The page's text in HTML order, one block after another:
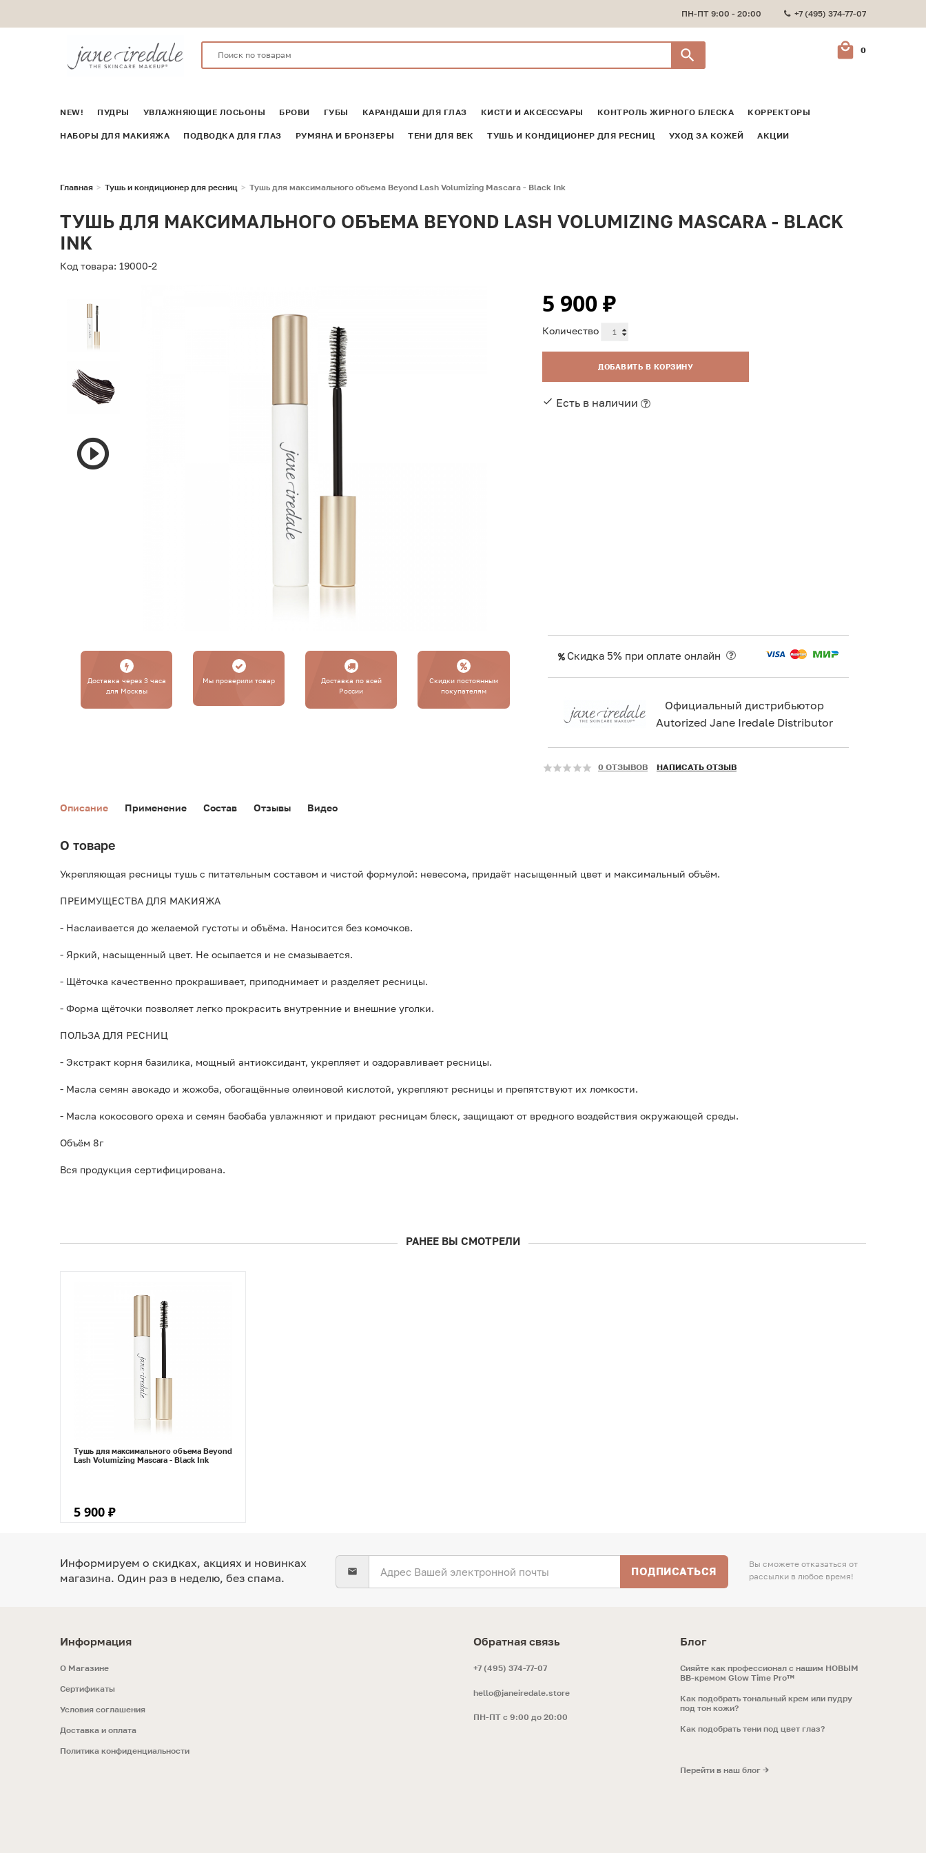
ПН-ПТ 9:00 - 20:00 +7 (495) 374-77-07
0
NEW! ПУДРЫ УВЛАЖНЯЮЩИЕ ЛОСЬОНЫ БРОВИ ГУБЫ КАРАНДАШИ ДЛЯ ГЛАЗ КИСТИ И АКСЕССУАРЫ КОНТРОЛЬ ЖИРНОГО БЛЕСКА КОРРЕКТОРЫ
НАБОРЫ ДЛЯ МАКИЯЖА ПОДВОДКА ДЛЯ ГЛАЗ РУМЯНА И БРОНЗЕРЫ ТЕНИ ДЛЯ ВЕК ТУШЬ И КОНДИЦИОНЕР ДЛЯ РЕСНИЦ УХОД ЗА КОЖЕЙ АКЦИИ
Главная Тушь и кондиционер для ресниц Тушь для максимального объема Beyond Lash Volumizing Mascara - Black Ink
ТУШЬ ДЛЯ МАКСИМАЛЬНОГО ОБЪЕМА BEYOND LASH VOLUMIZING MASCARA - BLACK
INK
Код товара: 19000-2
5 900₽
Количество
ДОБАВИТЬ В КОРЗИНУ
Есть в наличии
Доставка через 3 часа
для Москвы
Мы проверили товар
Доставка по всей
России
Cкидки постоянным
покупателям
Скидка 5% при оплате онлайн
Официальный дистрибьютор
Autorized Jane Iredale Distributor
0 ОТЗЫВОВ НАПИСАТЬ ОТЗЫВ
Описание Применение Состав Отзывы Видео
О товаре
Укрепляющая ресницы тушь с питательным составом и чистой формулой: невесома, придаёт насыщенный цвет и максимальный объём.
ПРЕИМУЩЕСТВА ДЛЯ МАКИЯЖА
- Наслаивается до желаемой густоты и объёма. Наносится без комочков.
- Яркий, насыщенный цвет. Не осыпается и не смазывается.
- Щёточка качественно прокрашивает, приподнимает и разделяет ресницы.
- Форма щёточки позволяет легко прокрасить внутренние и внешние уголки.
ПОЛЬЗА ДЛЯ РЕСНИЦ
- Экстракт корня базилика, мощный антиоксидант, укрепляет и оздоравливает ресницы.
- Масла семян авокадо и жожоба, обогащённые олеиновой кислотой, укрепляют ресницы и препятствуют их ломкости.
- Масла кокосового ореха и семян баобаба увлажняют и придают ресницам блеск, защищают от вредного воздействия окружающей среды.
Объём 8г
Вся продукция сертифицирована.
РАНЕЕ ВЫ СМОТРЕЛИ
Тушь для максимального объема Beyond
Lash Volumizing Mascara - Black Ink
5 900 ₽
Информируем о скидках, акциях и новинках
магазина. Один раз в неделю, без спама.
ПОДПИСАТЬСЯ
Вы сможете отказаться от
рассылки в любое время!
Информация
O Магазине
Сертификаты
Условия соглашения
Доставка и оплата
Политика конфиденциальности
Обратная связь
+7 (495) 374-77-07
hello@janeiredale.store
ПН-ПТ с 9:00 до 20:00
Блог
Сияйте как профессионал с нашим НОВЫМ
ВВ-кремом Glow Time Pro™
Как подобрать тональный крем или пудру
под тон кожи?
Как подобрать тени под цвет глаз?
Перейти в наш блог →